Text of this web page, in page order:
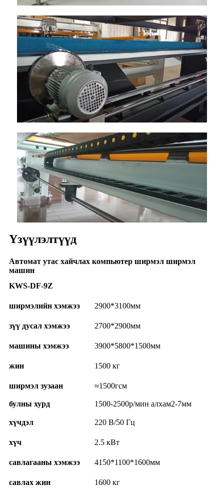
Үзүүлэлтүүд
Автомат утас хайчлах компьютер ширмэл ширмэл
машин
KWS-DF-9Z
ширмэлийн хэмжээ 2900*3100мм
зүү дусал хэмжээ 2700*2900мм
машины хэмжээ 3900*5800*1500мм
жин 1500 кг
ширмэл зузаан ≈1500гсм
булны хурд 1500-2500р/мин алхам2-7мм
хүчдэл 220 В/50 Гц
хүч 2.5 кВт
савлагааны хэмжээ 4150*1100*1600мм
савлах жин 1600 кг